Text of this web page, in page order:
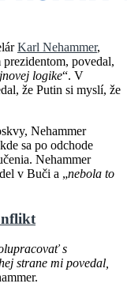
Karl Nehammer,
povedal,
logike“. V
že Putin si myslí, že
Nehammer
sa po odchode
Nehammer
v Buči a „nebola to
s
strane mi povedal,